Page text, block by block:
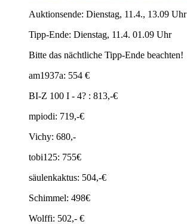
Auktionsende: Dienstag, 11.4., 13.09 Uhr
Tipp-Ende: Dienstag, 11.4. 01.09 Uhr
Bitte das nächtliche Tipp-Ende beachten!
am1937a: 554 €
BI-Z 100 I - 4? : 813,-€
mpiodi: 719,-€
Vichy: 680,-
tobi125: 755€
säulenkaktus: 504,-€
Schimmel: 498€
Wolffi: 502,- €